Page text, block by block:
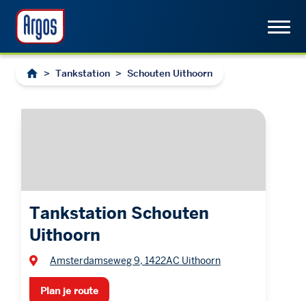
> Tankstation > Schouten Uithoorn
Tankstation Schouten
Uithoorn
Amsterdamseweg 9, 1422AC Uithoorn
Plan je route